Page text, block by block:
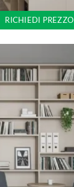
RICHIEDI PREZZO